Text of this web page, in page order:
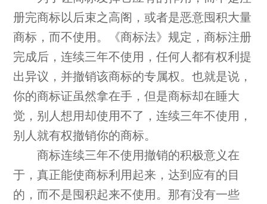
册完商标以后束之高阁，或者是恶意囤积大量
商标，而不使用。《商标法》规定，商标注册
完成后，连续三年不使用，任何人都有权利提
出异议，并撤销该商标的专属权。也就是说，
你的商标证虽然拿在手，但是商标却在睡大
觉，别人想用却使用不了，连续三年不使用，
别人就有权撤销你的商标。
商标连续三年不使用撤销的积极意义在
于，真正能使商标利用起来，达到应有的目
的，而不是囤积起来不使用。那有没有一些